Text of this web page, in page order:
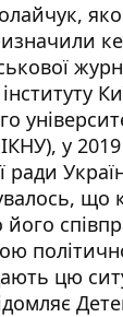
у 2019
що
його
цю